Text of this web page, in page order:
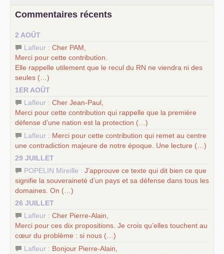
science sociale de notre temps
d’Europe
–lescinq chantiers pour contribuer au débat sur le projet
communiste
Commentaires récents
2 AOÛT
Lafleur : Cher PAM
Merci pour cette contribution.
Elle rappelle utilement que le recul du RN ne viendra ni des
seules (…)
1ER AOÛT
Lafleur : Cher Jean-Paul,
Merci pour cette contribution qui rappelle que la première
défense d’une nation est la protection (…)
Lafleur : Merci pour cette contribution qui remet au centre
une contradiction majeure de notre époque. Une lecture (…)
29 JUILLET
POPELIN Mireille : J’approuve ce texte qui dit bien ce que
signifie la souveraineté d’un pays et sa défense dans tous les
domaines. On (…)
26 JUILLET
Lafleur : Cher Pierre-Alain,
Merci pour ces dix propositions. Je crois qu’elles touchent au
cœur du problème : si nous (…)
Lafleur : Bonjour Pierre-Alain,